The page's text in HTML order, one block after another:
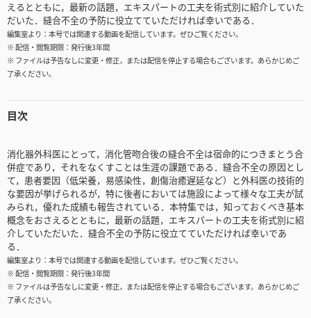
えるとともに，最新の話題，エキスパートの工夫を術式別に紹介していた
だいた．縫合不全の予防に役立てていただければ幸いである．
編集室より：本号では関連する動画を配信しています。ぜひご覧ください。
※ 配信・閲覧期限：発行後3年間
※ ファイルは予告なしに変更・修正，または配信を停止する場合もございます。あらかじめご
了承ください。
目次
消化器外科医にとって，消化管吻合後の縫合不全は宿命的につきまとう合
併症であり，それをなくすことは生涯の課題である．縫合不全の原因とし
て，患者要因（低栄養，易感染性，創傷治癒遅延など）と外科医の技術的
な要因が挙げられるが，特に後者においては施設によって様々な工夫が試
みられ，優れた成績も報告されている．本特集では，知っておくべき基本
概念をおさえるとともに，最新の話題，エキスパートの工夫を術式別に紹
介していただいた．縫合不全の予防に役立てていただければ幸いであ
る．
編集室より：本号では関連する動画を配信しています。ぜひご覧ください。
※ 配信・閲覧期限：発行後3年間
※ ファイルは予告なしに変更・修正，または配信を停止する場合もございます。あらかじめご
了承ください。